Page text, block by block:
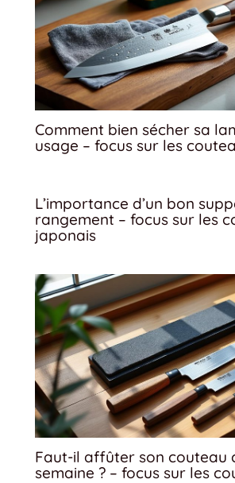
Comment bien sécher sa
usage – focus sur les
L’importance d’un bon
rangement – focus sur les
japonais
Faut-il affûter son couteau
semaine ? – focus sur les